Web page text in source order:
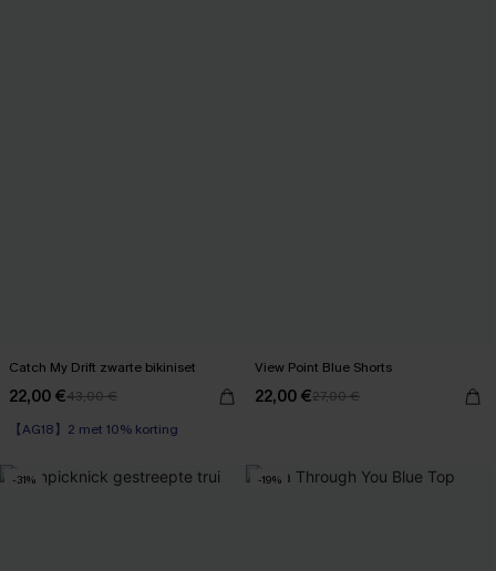
Catch My Drift zwarte bikiniset
22,00 €43,00 €
【AG18】2 met 10% korting
View Point Blue Shorts
22,00 €27,00 €
-31% -19%